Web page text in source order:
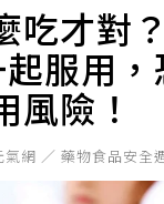
吃才對
服用
風險！
氣網 ／ 藥物食品安全